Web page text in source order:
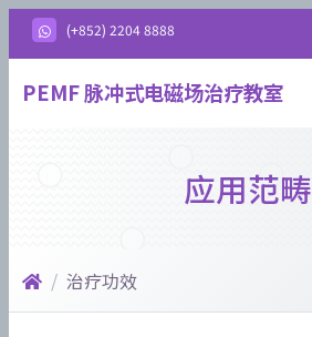
(+852) 2204 8888
PEMF 脉冲式电磁场治疗教室
应用范畴
/ 治疗功效